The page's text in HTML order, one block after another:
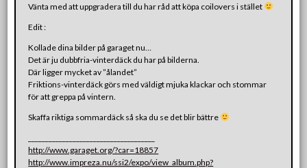
Vänta med att uppgradera till du har råd att köpa coilovers i stället
Edit :
Kollade dina bilder på garaget nu…
Det är ju dubbfria-vinterdäck du har på bilderna.
Där ligger mycket av ”ålandet”
Friktions-vinterdäck görs med väldigt mjuka klackar och stommar
för att greppa på vintern.
Skaffa riktiga sommardäck så ska du se det blir bättre
http://www.garaget.org/?car=18857
http://www.impreza.nu/ssi2/expo/view_album.php?